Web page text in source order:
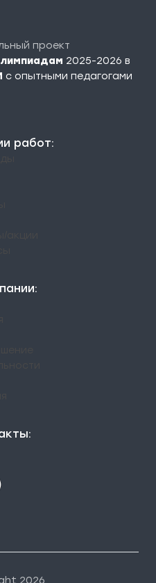
проект
2025-2026 в
c опытными педагогами
работ:
2026.